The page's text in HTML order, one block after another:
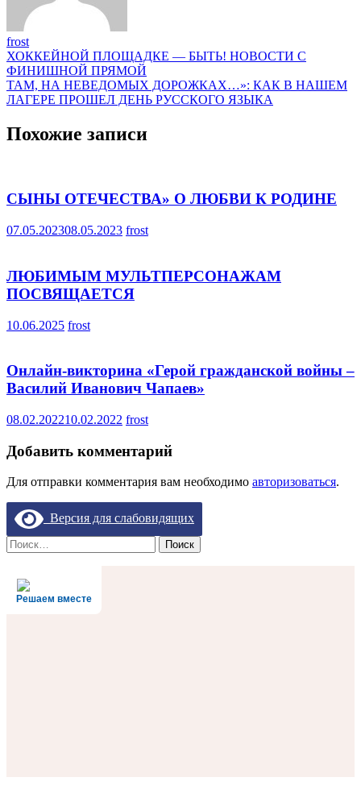
frost
Навигация
по
записям
ХОККЕЙНОЙ ПЛОЩАДКЕ — БЫТЬ! НОВОСТИ С
ФИНИШНОЙ ПРЯМОЙ
ТАМ, НА НЕВЕДОМЫХ ДОРОЖКАХ…»: КАК В НАШЕМ
ЛАГЕРЕ ПРОШЕЛ ДЕНЬ РУССКОГО ЯЗЫКА
Похожие записи
СЫНЫ ОТЕЧЕСТВА» О ЛЮБВИ К РОДИНЕ
07.05.202308.05.2023 frost
ЛЮБИМЫМ МУЛЬТПЕРСОНАЖАМ
ПОСВЯЩАЕТСЯ
10.06.2025 frost
Онлайн-викторина «Герой гражданской войны –
Василий Иванович Чапаев»
08.02.202210.02.2022 frost
Добавить комментарий
Для отправки комментария вам необходимо авторизоваться.
Версия для слабовидящих
Найти:
Решаем вместе